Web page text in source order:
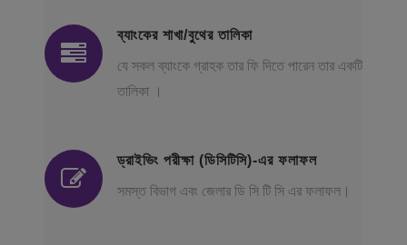
ব্যাংকের শাখা/বুথের তালিকা
যে সকল ব্যাংকে গ্রাহক তার ফি দিতে পারেন তার একটি
তালিকা ।
ড্রাইভিং পরীক্ষা (ডিসিটিসি)-এর ফলাফল
সমস্ত বিভাগ এবং জেলার ডি সি টি সি এর ফলাফল।